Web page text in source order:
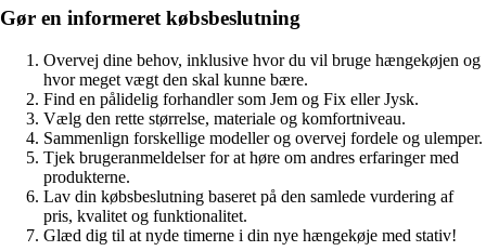
Gør en informeret købsbeslutning
Overvej dine behov, inklusive hvor du vil bruge hængekøjen og
hvor meget vægt den skal kunne bære.
Find en pålidelig forhandler som Jem og Fix eller Jysk.
Vælg den rette størrelse, materiale og komfortniveau.
Sammenlign forskellige modeller og overvej fordele og ulemper.
Tjek brugeranmeldelser for at høre om andres erfaringer med
produkterne.
Lav din købsbeslutning baseret på den samlede vurdering af
pris, kvalitet og funktionalitet.
Glæd dig til at nyde timerne i din nye hængekøje med stativ!